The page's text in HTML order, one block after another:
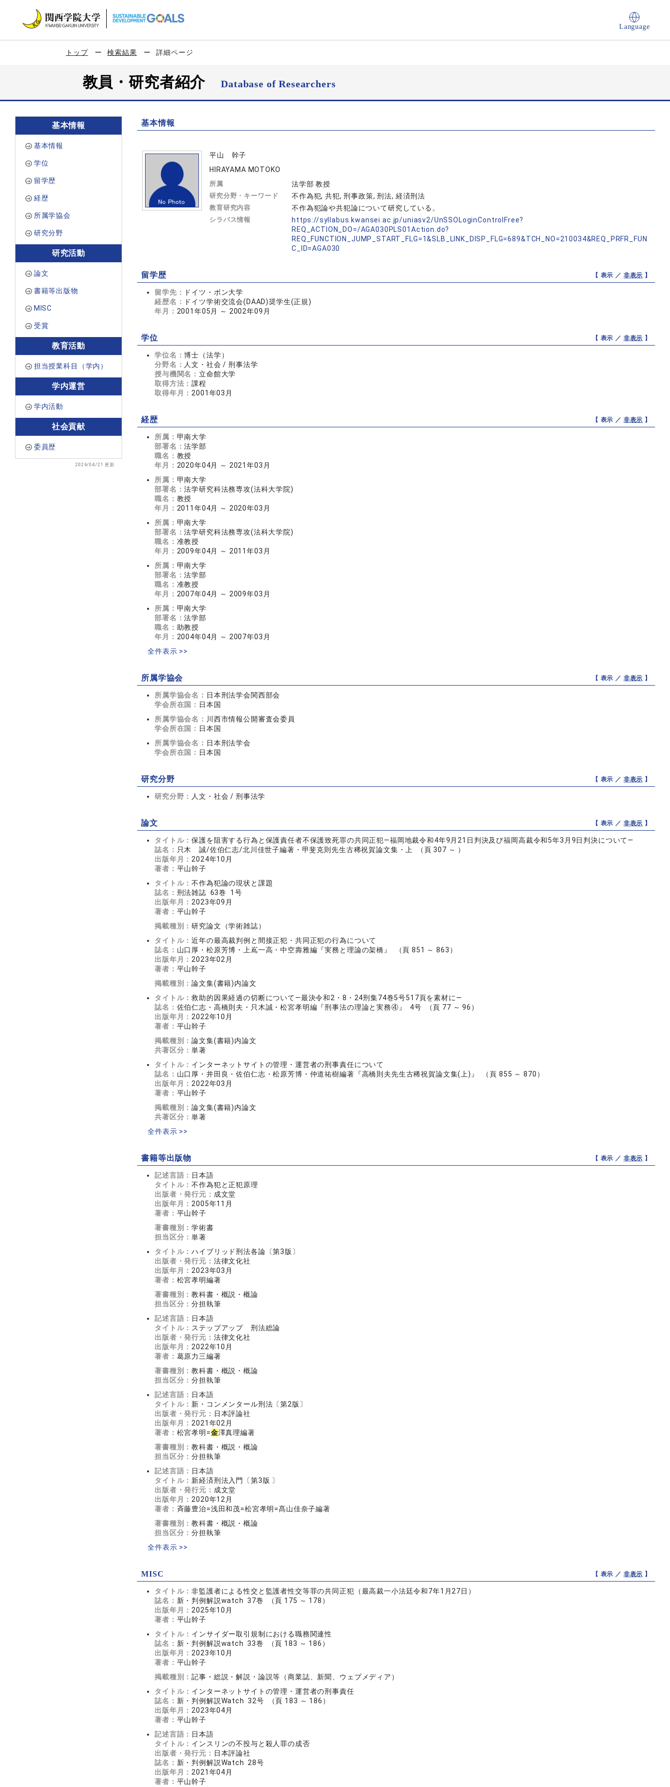
Language
トップ 検索結果 詳細ページ
教員・研究者紹介Database of Researchers
基本情報
基本情報
学位
留学歴
経歴
所属学協会
研究分野
研究活動
論文
書籍等出版物
MISC
受賞
教育活動
担当授業科目（学内）
学内運営
学内活動
社会貢献
委員歴
2026/04/21 更新
基本情報
平山 幹子
HIRAYAMA MOTOKO
所属 法学部 教授
研究分野・キーワード 不作為犯, 共犯, 刑事政策, 刑法, 経済刑法
教育研究内容 不作為犯論や共犯論について研究している。
シラバス情報
https://syllabus.kwansei.ac.jp/uniasv2/UnSSOLoginControlFree?
REQ_ACTION_DO=/AGA030PLS01Action.do?
REQ_FUNCTION_JUMP_START_FLG=1&SLB_LINK_DISP_FLG=689&TCH_NO=210034&REQ_PRFR_FUN
C_ID=AGA030
留学歴 【 表示 ／ 非表示 】
留学先：
ドイツ・ボン大学
経歴名：
ドイツ学術交流会(DAAD)奨学生(正規)
年月： 2001年05月 ～ 2002年09月
学位 【 表示 ／ 非表示 】
学位名：博士（法学）
分野名： 人文・社会 / 刑事法学
授与機関名： 立命館大学
取得方法：課程
取得年月： 2001年03月
経歴 【 表示 ／ 非表示 】
所属： 甲南大学
部署名：法学部
職名： 教授
年月： 2020年04月 ～ 2021年03月
所属： 甲南大学
部署名：法学研究科法務専攻(法科大学院)
職名： 教授
年月： 2011年04月 ～ 2020年03月
所属： 甲南大学
部署名：法学研究科法務専攻(法科大学院)
職名： 准教授
年月： 2009年04月 ～ 2011年03月
所属： 甲南大学
部署名：法学部
職名： 准教授
年月： 2007年04月 ～ 2009年03月
所属： 甲南大学
部署名：法学部
職名： 助教授
年月： 2004年04月 ～ 2007年03月
全件表示 >>
所属学協会 【 表示 ／ 非表示 】
所属学協会名： 日本刑法学会関西部会
学会所在国： 日本国
所属学協会名： 川西市情報公開審査会委員
学会所在国： 日本国
所属学協会名： 日本刑法学会
学会所在国： 日本国
研究分野 【 表示 ／ 非表示 】
研究分野： 人文・社会 / 刑事法学
論文 【 表示 ／ 非表示 】
タイトル：保護を阻害する行為と保護責任者不保護致死罪の共同正犯―福岡地裁令和4年9月21日判決及び福岡高裁令和5年3月9日判決について―
誌名： 只木 誠/佐伯仁志/北川佳世子編著・甲斐克則先生古稀祝賀論文集・上 （頁 307 ～ ）
出版年月： 2024年10月
著者： 平山幹子
タイトル：不作為犯論の現状と課題
誌名： 刑法雑誌 63巻 1号
出版年月： 2023年09月
著者： 平山幹子
掲載種別：研究論文（学術雑誌）
タイトル：近年の最高裁判例と間接正犯・共同正犯の行為について
誌名： 山口厚・松原芳博・上嶌一高・中空壽雅編『実務と理論の架橋』 （頁 851 ～ 863）
出版年月： 2023年02月
著者： 平山幹子
掲載種別：論文集(書籍)内論文
タイトル：救助的因果経過の切断について―最決令和2・8・24刑集74巻5号517頁を素材に―
誌名： 佐伯仁志・高橋則夫・只木誠・松宮孝明編『刑事法の理論と実務④』 4号 （頁 77 ～ 96）
出版年月： 2022年10月
著者： 平山幹子
掲載種別：論文集(書籍)内論文
共著区分：単著
タイトル： インターネットサイトの管理・運営者の刑事責任について
誌名： 山口厚・井田良・佐伯仁志・松原芳博・仲道祐樹編著『高橋則夫先生古稀祝賀論文集(上)』 （頁 855 ～ 870）
出版年月： 2022年03月
著者： 平山幹子
掲載種別：論文集(書籍)内論文
共著区分：単著
全件表示 >>
書籍等出版物 【 表示 ／ 非表示 】
記述言語： 日本語
タイトル：不作為犯と正犯原理
出版者・発行元： 成文堂
出版年月： 2005年11月
著者： 平山幹子
著書種別：学術書
担当区分：単著
タイトル：ハイブリッド刑法各論〔第3版〕
出版者・発行元： 法律文化社
出版年月： 2023年03月
著者： 松宮孝明編著
著書種別：教科書・概説・概論
担当区分：分担執筆
記述言語： 日本語
タイトル： ステップアップ 刑法総論
出版者・発行元： 法律文化社
出版年月： 2022年10月
著者： 葛原力三編著
著書種別：教科書・概説・概論
担当区分：分担執筆
記述言語： 日本語
タイトル： 新・コンメンタール刑法〔第2版〕
出版者・発行元： 日本評論社
出版年月： 2021年02月
著者： 松宮孝明=金澤真理編著
著書種別：教科書・概説・概論
担当区分：分担執筆
記述言語： 日本語
タイトル： 新経済刑法入門〔第3版 〕
出版者・発行元： 成文堂
出版年月： 2020年12月
著者： 斉藤豊治=浅田和茂=松宮孝明=髙山佳奈子編著
著書種別：教科書・概説・概論
担当区分：分担執筆
全件表示 >>
MISC 【 表示 ／ 非表示 】
タイトル：非監護者による性交と監護者性交等罪の共同正犯（最高裁一小法廷令和7年1月27日）
誌名： 新・判例解説watch 37巻 （頁 175 ～ 178）
出版年月： 2025年10月
著者： 平山幹子
タイトル： インサイダー取引規制における職務関連性
誌名： 新・判例解説watch 33巻 （頁 183 ～ 186）
出版年月： 2023年10月
著者： 平山幹子
掲載種別：記事・総説・解説・論説等（商業誌、新聞、ウェブメディア）
タイトル： インターネットサイトの管理・運営者の刑事責任
誌名： 新・判例解説Watch 32号 （頁 183 ～ 186）
出版年月： 2023年04月
著者： 平山幹子
記述言語： 日本語
タイトル： インスリンの不投与と殺人罪の成否
出版者・発行元： 日本評論社
誌名： 新・判例解説Watch 28号
出版年月： 2021年04月
著者： 平山幹子